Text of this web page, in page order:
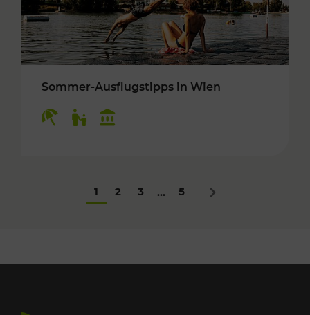
Sommer-Ausflugstipps in Wien
1 2 3 ... 5 Nächstes